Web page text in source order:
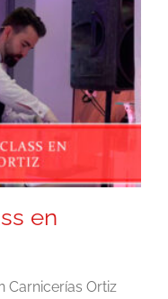
en
Carnicerías Ortiz